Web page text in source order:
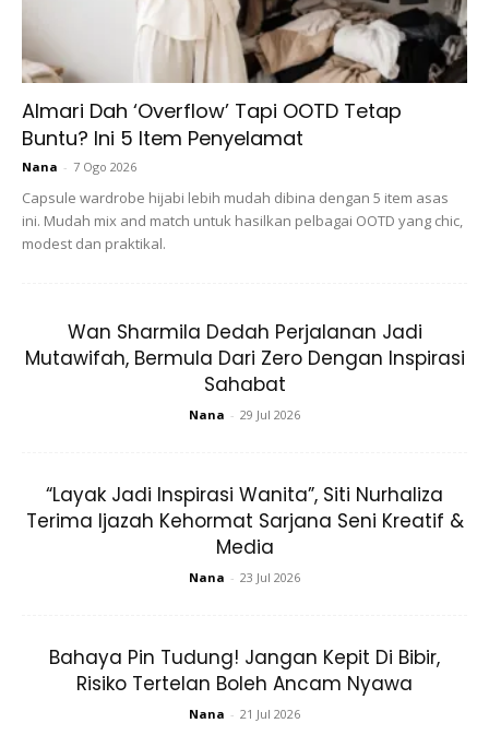
Almari Dah ‘Overflow’ Tapi OOTD Tetap
Buntu? Ini 5 Item Penyelamat
Nana - 7 Ogo 2026
Capsule wardrobe hijabi lebih mudah dibina dengan 5 item asas
ini. Mudah mix and match untuk hasilkan pelbagai OOTD yang chic,
modest dan praktikal.
Wan Sharmila Dedah Perjalanan Jadi
Mutawifah, Bermula Dari Zero Dengan Inspirasi
Sahabat
Nana - 29 Jul 2026
“Layak Jadi Inspirasi Wanita”, Siti Nurhaliza
Terima Ijazah Kehormat Sarjana Seni Kreatif &
Media
Nana - 23 Jul 2026
Bahaya Pin Tudung! Jangan Kepit Di Bibir,
Risiko Tertelan Boleh Ancam Nyawa
Nana - 21 Jul 2026